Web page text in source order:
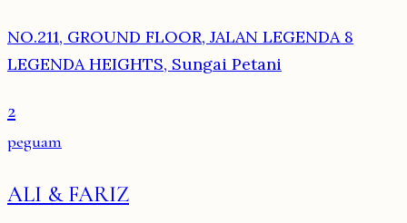
NO.211, GROUND FLOOR, JALAN LEGENDA 8
LEGENDA HEIGHTS, Sungai Petani
2
peguam
ALI & FARIZ